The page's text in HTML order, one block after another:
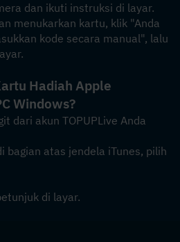
dan ikuti instruksi di layar.
menukarkan kartu, klik "Anda
kode secara manual", lalu
Hadiah Apple
Windows?
dari akun TOPUPLive Anda
bagian atas jendela iTunes, pilih
di layar.